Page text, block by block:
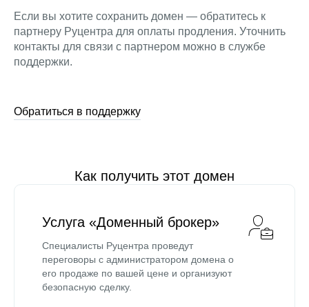
Если вы хотите сохранить домен — обратитесь к
партнеру Руцентра для оплаты продления. Уточнить
контакты для связи с партнером можно в службе
поддержки.
Обратиться в поддержку
Как получить этот домен
Услуга «Доменный брокер»
Специалисты Руцентра проведут
переговоры с администратором домена о
его продаже по вашей цене и организуют
безопасную сделку.